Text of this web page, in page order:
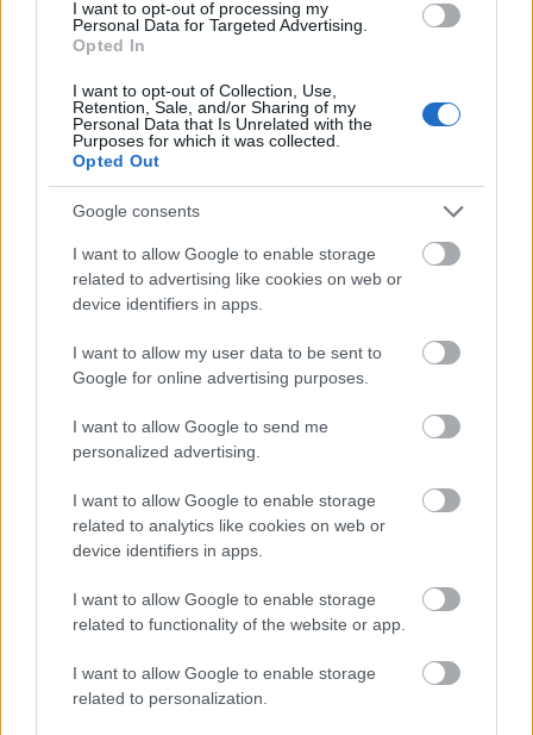
I want to opt-out of processing my
Personal Data for Targeted Advertising.
Opted In
I want to opt-out of Collection, Use,
Retention, Sale, and/or Sharing of my
Personal Data that Is Unrelated with the
Purposes for which it was collected.
Opted Out
Google consents
I want to allow Google to enable storage
related to advertising like cookies on web or
device identifiers in apps.
I want to allow my user data to be sent to
Google for online advertising purposes.
I want to allow Google to send me
personalized advertising.
I want to allow Google to enable storage
related to analytics like cookies on web or
device identifiers in apps.
I want to allow Google to enable storage
related to functionality of the website or app.
I want to allow Google to enable storage
related to personalization.
Bull Terrier kutyusokat egy nagyon hideg napon
dobták ki otthonukból, és ha Tom akkor nem jár arra,
valószínűleg nem élték volna meg a másnapot. Az
emberi kegyetlenség sajnos határtalan, de
szerencsére van pár hétköznapi hős, aki ha teheti,
megmenti pár kisállat életét. Most még inkább a